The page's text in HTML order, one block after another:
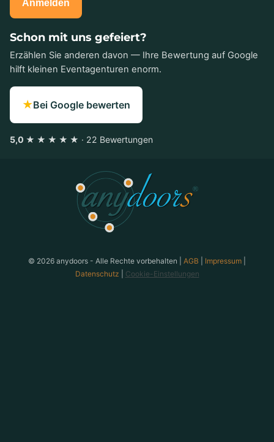
Anmelden
Schon mit uns gefeiert?
Erzählen Sie anderen davon — Ihre Bewertung auf Google
hilft kleinen Eventagenturen enorm.
★Bei Google bewerten
5,0 ★ ★ ★ ★ ★ · 22 Bewertungen
© 2026 anydoors - Alle Rechte vorbehalten | AGB Impressum
Datenschutz
Cookie-Einstellungen